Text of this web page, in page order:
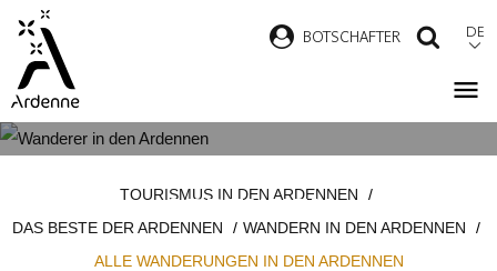
Direkt
zum
Inhalt
BOTSCHAFTER DE
ARDENNEN
TOURISMUS IN DEN ARDENNEN
DAS BESTE DER ARDENNEN
WANDERN IN DEN ARDENNEN
ALLE WANDERUNGEN IN DEN ARDENNEN